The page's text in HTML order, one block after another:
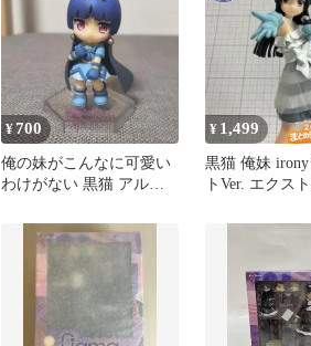
¥700
俺の妹がこんなに可愛い
わけがない 黒猫 アルフ
ィギュア
¥ 1,499
黒猫 俺妹
トVer. エクス